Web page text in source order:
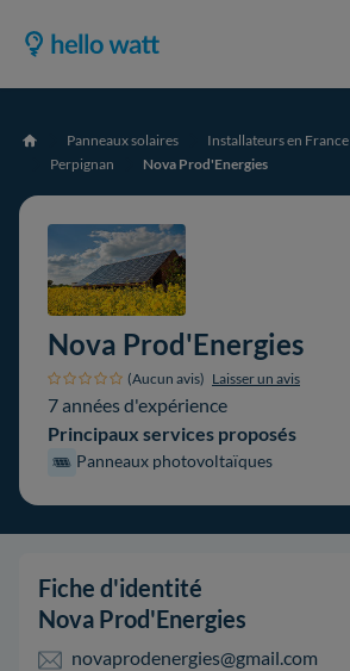
Accueil Panneaux solaires Installateurs en France
Perpignan
Nova Prod'Energies
Nova Prod'Energies
(Aucun avis) Laisser un avis
7 années d'expérience
Principaux services proposés
Panneaux photovoltaïques
Fiche d'identité
Nova Prod'Energies
novaprodenergies@gmail.com